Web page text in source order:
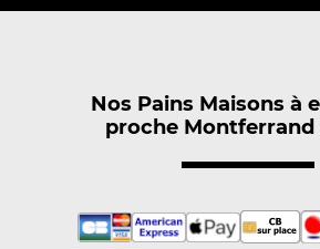
Nos Pains Maisons à
proche Montferrand